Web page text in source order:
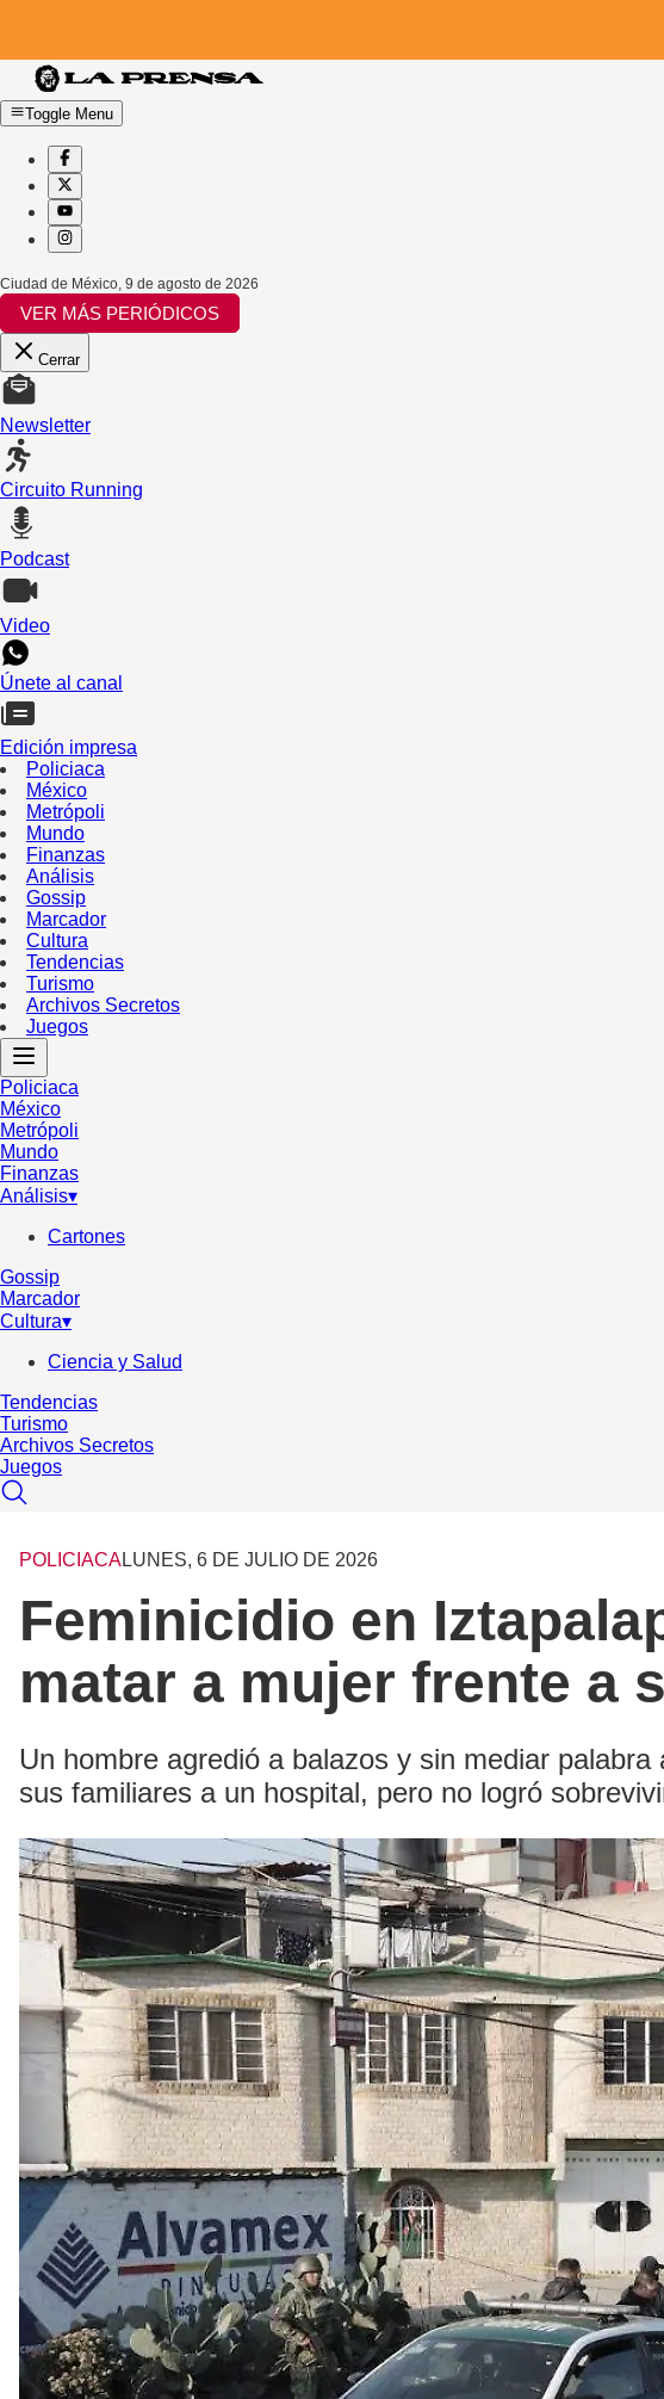
Toggle Menu
Ciudad de México 9 de agosto de 2026
VER MÁS PERIÓDICOS
Cerrar
Newsletter
Circuito Running
Podcast
Video
Únete al canal
Edición impresa
Policiaca
México
Metrópoli
Mundo
Finanzas
Análisis
Gossip
Marcador
Cultura
Tendencias
Turismo
Archivos Secretos
Juegos
Policiaca
México
Metrópoli
Mundo
Finanzas
Análisis▾
Cartones
Gossip
Marcador
Cultura▾
Ciencia y Salud
Tendencias
Turismo
Archivos Secretos
Juegos
POLICIACALUNES, 6 DE JULIO DE 2026
Feminicidio en
matar a mujer frente a
Un hombre agredió a balazos y sin mediar
sus familiares a un hospital, pero no logró